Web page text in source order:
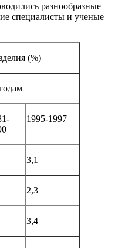
разнообразные
специалисты и ученые
(%)
1995-1997
3,1
2,3
3,4